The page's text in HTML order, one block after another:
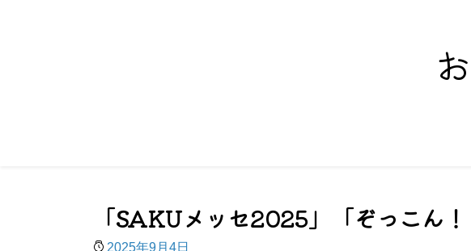
「SAKUメッセ2025」「ぞっこん
2025年9月4日